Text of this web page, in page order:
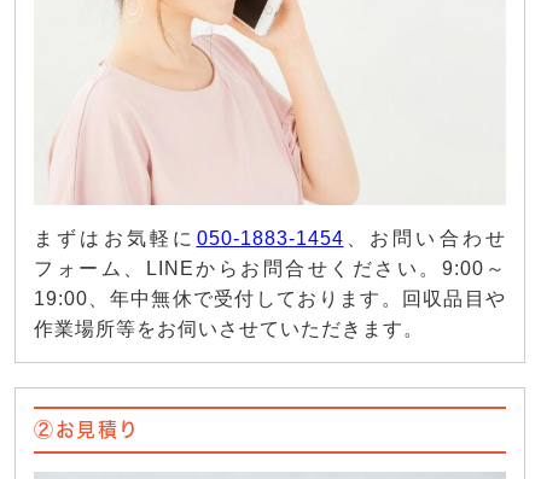
まずはお気軽に 050-1883-1454 、お問い合わせ
フォーム、LINEからお問合せください。9:00～
19:00、年中無休で受付しております。回収品目や
作業場所等をお伺いさせていただきます。
②お見積り